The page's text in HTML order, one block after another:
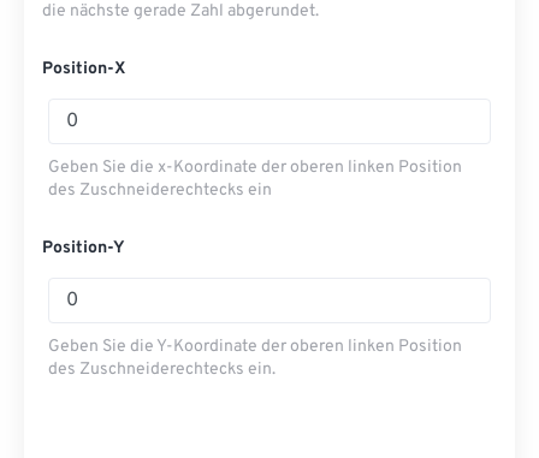
die nächste gerade Zahl abgerundet.
Position-X
Geben Sie die x-Koordinate der oberen linken Position
des Zuschneiderechtecks ​​ein
Position-Y
Geben Sie die Y-Koordinate der oberen linken Position
des Zuschneiderechtecks ​​ein.